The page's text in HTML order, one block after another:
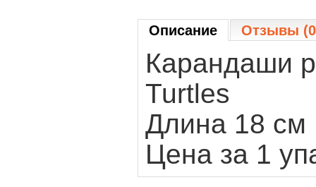
Описание Отзывы
Карандаши
Turtles
Длина 18 см
Цена за 1